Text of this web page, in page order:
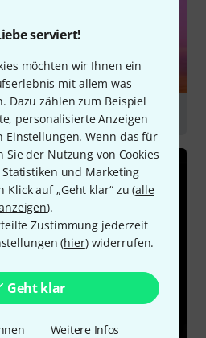
serviert!
möchten wir Ihnen ein
mit allem was
Dazu zählen zum Beispiel
personalisierte Anzeigen
Einstellungen. Wenn das für
Sie der Nutzung von Cookies
und Marketing
auf „Geht klar“ zu (alle
).
Zustimmung jederzeit
(hier) widerrufen.
Geht klar
Weitere Infos